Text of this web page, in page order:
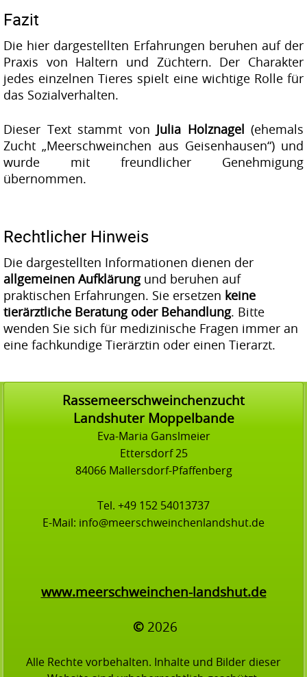
Fazit
Die hier dargestellten Erfahrungen beruhen auf der
Praxis von Haltern und Züchtern. Der Charakter
jedes einzelnen Tieres spielt eine wichtige Rolle für
das Sozialverhalten.
Dieser Text stammt von Julia Holznagel
(ehemals
Zucht „Meerschweinchen aus Geisenhausen“) und
wurde mit freundlicher Genehmigung
übernommen.
Rechtlicher Hinweis
Die dargestellten Informationen dienen der
allgemeinen Aufklärungund beruhen auf
praktischen Erfahrungen. Sie ersetzen keine
tierärztliche Beratung oder Behandlung. Bitte
wenden Sie sich für medizinische Fragen immer an
eine fachkundige Tierärztin oder einen Tierarzt.
Rassemeerschweinchenzucht
Landshuter Moppelbande
Eva-Maria Ganslmeier
Ettersdorf 25
84066 Mallersdorf-Pfaffenberg
Tel. +49 152 54013737
E-Mail: info@meerschweinchenlandshut.de
www.meerschweinchen-landshut.de
© 2026
Alle Rechte vorbehalten. Inhalte und Bilder dieser